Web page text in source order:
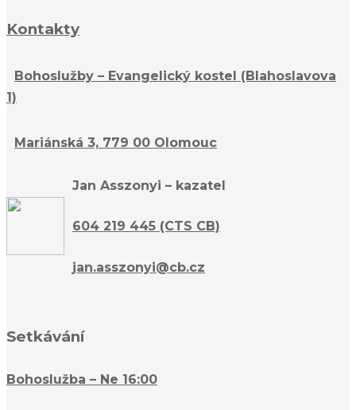
Kontakty
Bohoslužby – Evangelický kostel (Blahoslavova
1)
Mariánská 3, 779 00 Olomouc
Jan Asszonyi – kazatel
604 219 445 (CTS CB)
jan.asszonyi@cb.cz
Setkávání
Bohoslužba – Ne 16:00